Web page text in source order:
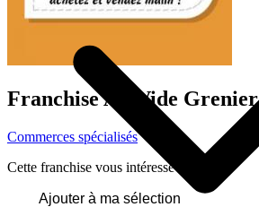
FranchiseAu Vide Grenier
Commerces spécialisés
Cette franchise vous intéresse ?
Ajouter à ma sélection